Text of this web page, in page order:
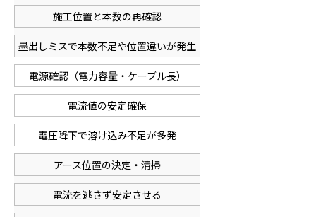
施工位置と本数の再確認
墨出しミスで本数不足や位置違いが発生
電源確認（電力容量・ケーブル長）
電流値の安定確保
電圧降下で溶け込み不足が多発
アース位置の決定・清掃
電流を逃さず安定させる